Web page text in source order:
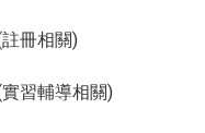
冊相關)
習輔導相關)